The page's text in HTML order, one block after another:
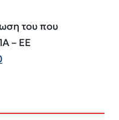
του που
– ΕΕ